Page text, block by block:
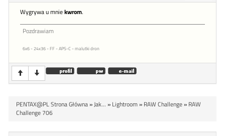
Wygrywa u mniekwrom.
Pozdrawiam
6x6 - 24x36 - FF - APS-C - malutki dron
PENTAX@PL Strona Główna»Jak... » Lightroom» RAW Challenge» RAW
Challenge 706